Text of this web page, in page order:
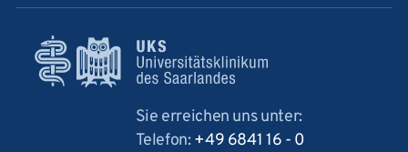
Sie erreichen uns unter:
Telefon:+49 6841 16 - 0